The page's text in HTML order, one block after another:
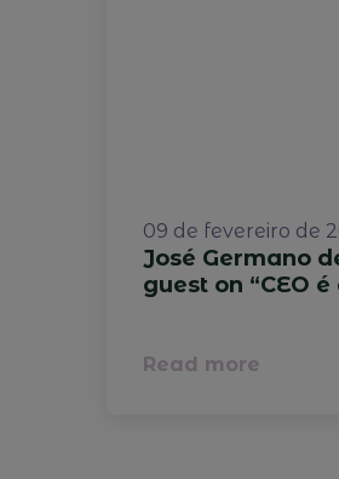
09 de fevereiro de
José Germano
guest on “CEO
Read more